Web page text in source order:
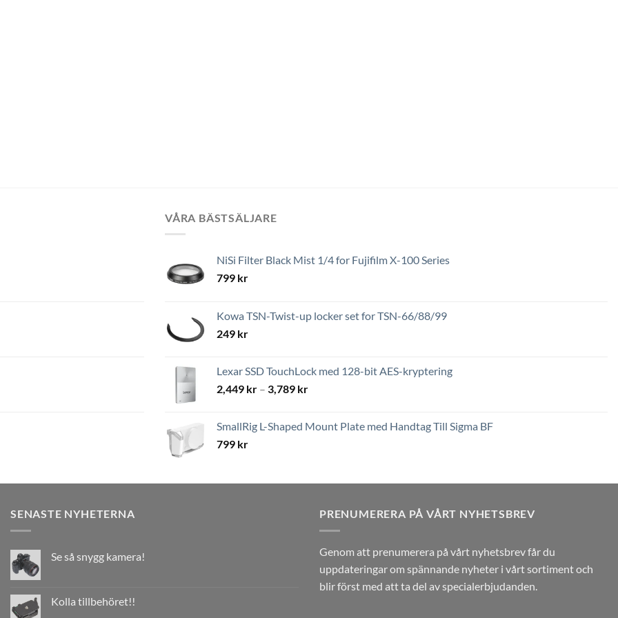
VÅRA BÄSTSÄLJARE
NiSi Filter Black Mist 1/4 for Fujifilm X-100 Series
799 kr
Kowa TSN-Twist-up locker set for TSN-66/88/99
249 kr
Lexar SSD TouchLock med 128-bit AES-kryptering
2,449 kr – 3,789 krPrisintervall:
3,789 kr
SmallRig L-Shaped Mount Plate med Handtag Till Sigma BF
799 kr
SENASTE NYHETERNA
Se så snygg kamera!
Kolla tillbehöret!!
PRENUMERERA PÅ VÅRT NYHETSBREV
Genom att prenumerera på vårt nyhetsbrev får du
uppdateringar om spännande nyheter i vårt sortiment och
blir först med att ta del av specialerbjudanden.